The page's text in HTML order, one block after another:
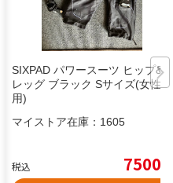
SIXPAD パワースーツ ヒップ&
レッグ ブラック Sサイズ(女性
用)
マイストア在庫： 1605
税込 7500